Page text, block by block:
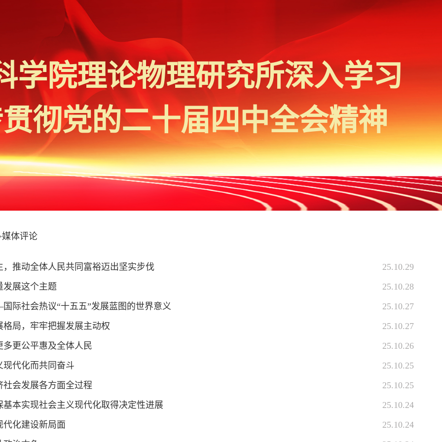
学院理论物理研究所深入学习
彻党的二十届四中全会精神
媒体评论
25.10.29
推动全体人民共同富裕迈出坚实步伐
25.10.28
发展这个主题
25.10.27
际社会热议“十五五”发展蓝图的世界意义
25.10.27
局，牢牢把握发展主动权
25.10.26
更公平惠及全体人民
25.10.25
代化而共同奋斗
25.10.25
会发展各方面全过程
25.10.24
本实现社会主义现代化取得决定性进展
25.10.24
代化建设新局面